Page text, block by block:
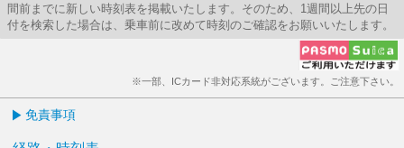
間前までに新しい時刻表を掲載いたします。そのため、1週間以上先の日
付を検索した場合は、乗車前に改めて時刻のご確認をお願いいたします。
※一部、ICカード非対応系統がございます。ご注意下さい。
免責事項